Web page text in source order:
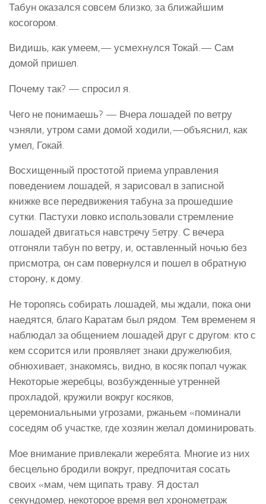
Табун оказался совсем близко, за ближайшим
косогором.
Видишь, как умеем,— усмехнулся Токай.— Сам
домой пришел.
Почему так? — спросил я.
Чего не понимаешь? — Вчера лошадей по ветру
чэняли, утром сами домой ходили,—объяснил, как
умел, Гокай.
Восхищенный простотой приема управления
поведением лошадей, я зарисовал в записной
книжке все передвижения табуна за прошедшие
сутки. Пастухи ловко использовали стремление
лошадей двигаться навстречу 5етру. С вечера
отгоняли табун по ветру, и, оставленный ночью без
присмотра, он сам повернулся и пошел в обратную
сторону, к дому.
Не торопясь собирать лошадей, мы ждали, пока они
наедятся, благо Каратам был рядом. Тем временем я
наблюдал за общением лошадей друг с другом: кто с
кем ссорится или проявляет знаки дружелюбия,
обнюхивает, знакомясь, видно, в косяк попал чужак.
Некоторые жеребцы, возбужденные утренней
прохладой, кружили вокруг косяков,
церемониальными угрозами, ржаньем «поминали
соседям об участке, где хозяин желал доминировать.
Мое внимание привлекали жеребята. Многие из них
бесцельно бродили вокруг, предпочитая сосать
своих «мам, чем щипать траву. Я достал
секундомер, некоторое время вел хронометраж